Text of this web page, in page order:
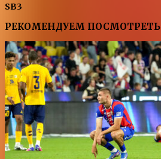
SB3
РЕКОМЕНДУЕМ ПОСМОТРЕТЬ